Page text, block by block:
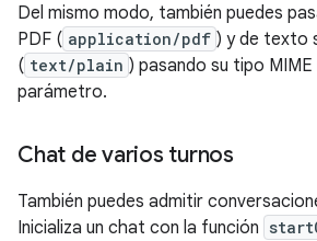
Del mismo modo, también puedes
PDF ( application/pdf ) y de texto
( text/plain ) pasando su tipo
parámetro.
Chat de varios turnos
También puedes admitir
Inicializa un chat con la función